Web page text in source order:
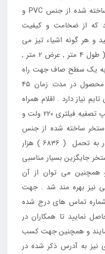
فروش می رسد . این استخر ساخته شده از جنس PVC و
که از ضخامت و کیفیت
و هر گونه اشیاء تیز می
باشد . ابعاد این استخر شامل ( طول 4 متر , عرض 2 متر ,
به یک سطح صاف جهت راه
اندازی نیاز دارد . نصب این محصول در مدت زمان 45
نیاز دارد . اقلام همراه
این محصول شامل نردبان , پمپ تصفیه فیلتری 220 ولت و
ساخته شده از جنس
آلومینیوم ضد زنگ است و قادر به تحمل ( 6836 ) هزار
جایگزین بسیار مناسبی
همچنین می توان از آن
نیز بهره مند شد . جهت
شماره تماس های درج شده
نمایید تا همکاران در
و همچنین جهت کسب
نیز به آدرس ذکر شده در